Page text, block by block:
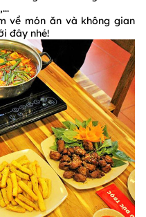
về món ăn và không gian
đây nhé!